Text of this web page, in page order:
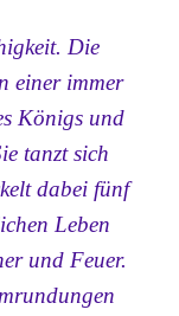
Die
einer immer
Königs und
tanzt sich
dabei fünf
Leben
und Feuer.